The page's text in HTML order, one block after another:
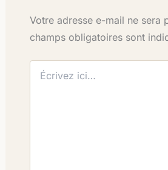
Votre adresse e-mail ne sera
champs obligatoires sont
Écrivez
ici…